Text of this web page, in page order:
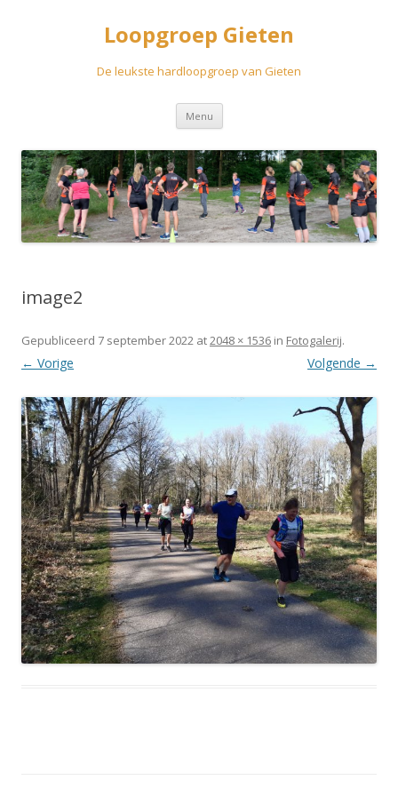
Loopgroep Gieten
De leukste hardloopgroep van Gieten
Menu Spring
inhoud
image2
Gepubliceerd 7 september 2022 at2048 × 1536 in Fotogalerij.
← Vorige Volgende →